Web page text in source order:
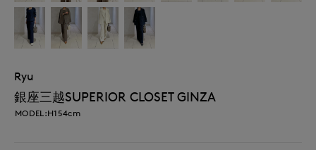
Ryu
銀座三越SUPERIOR CLOSET GINZA
MODEL:H154cm